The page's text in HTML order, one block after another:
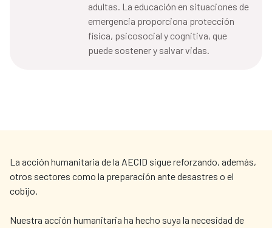
adultas. La educación en situaciones de
emergencia proporciona protección
física, psicosocial y cognitiva, que
puede sostener y salvar vidas.
La acción humanitaria de la AECID sigue reforzando, además,
otros sectores como la preparación ante desastres o el
cobijo.
Nuestra acción humanitaria ha hecho suya la necesidad de